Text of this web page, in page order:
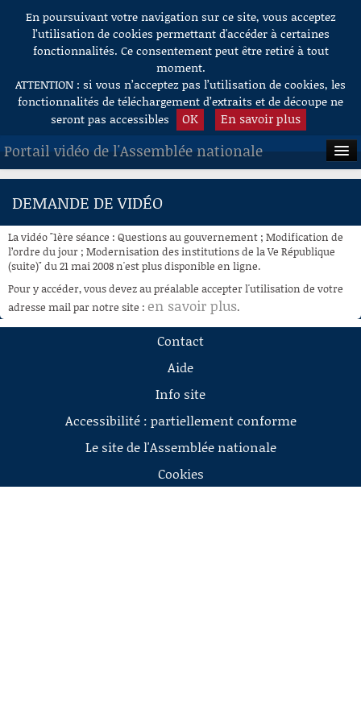
Aller au contenu
En poursuivant votre navigation sur ce site, vous acceptez
l’utilisation de cookies permettant d'accéder à certaines
fonctionnalités. Ce consentement peut être retiré à tout
moment.
ATTENTION : si vous n’acceptez pas l’utilisation de cookies, les
fonctionnalités de téléchargement d’extraits et de découpe ne
seront pas accessibles
OK En savoir plus
Portail vidéo de l'Assemblée nationale
ACCUEIL
À LA DEMANDE
RECHERCHE
AIDE À LA DÉCOUPE
DE VIDÉOS
DEMANDE DE VIDÉO
La vidéo "1ère séance : Questions au gouvernement ; Modification de
l’ordre du jour ; Modernisation des institutions de la Ve République
(suite)" du 21 mai 2008 n'est plus disponible en ligne.
Pour y accéder, vous devez au préalable accepter l'utilisation de votre
adresse mail par notre site : en savoir plus.
Contact
Aide
Info site
Accessibilité : partiellement conforme
Le site de l'Assemblée nationale
Cookies